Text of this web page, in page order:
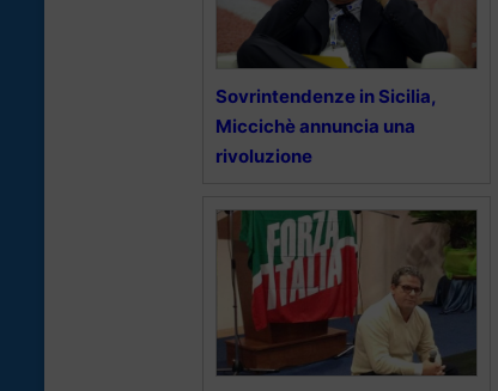
Sovrintendenze in Sicilia,
Miccichè annuncia una
rivoluzione